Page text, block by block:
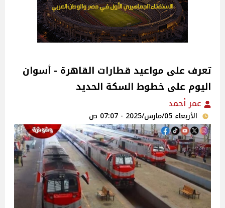
تعرف على مواعيد قطارات القاهرة - أسوان
اليوم على خطوط السكة الحديد
عمر أحمد
الأربعاء 05/مارس/2025 - 07:07 ص